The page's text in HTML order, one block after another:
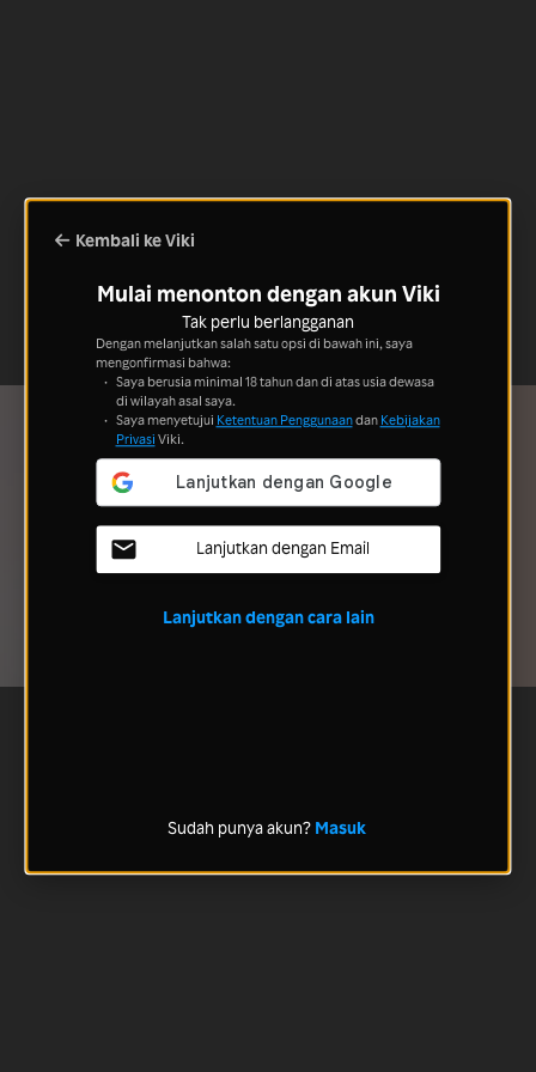
Kembali ke Viki
Mulai menonton dengan akun Viki
Tak perlu berlangganan
Dengan melanjutkan salah satu opsi di bawah ini, saya
mengonfirmasi bahwa:
Saya berusia minimal 18 tahun dan di atas usia dewasa
di wilayah asal saya.
Saya menyetujui Ketentuan Penggunaandan Kebijakan
Privasi Viki.
Lanjutkan dengan Email
Lanjutkan dengan cara lain
Sudah punya akun? Masuk